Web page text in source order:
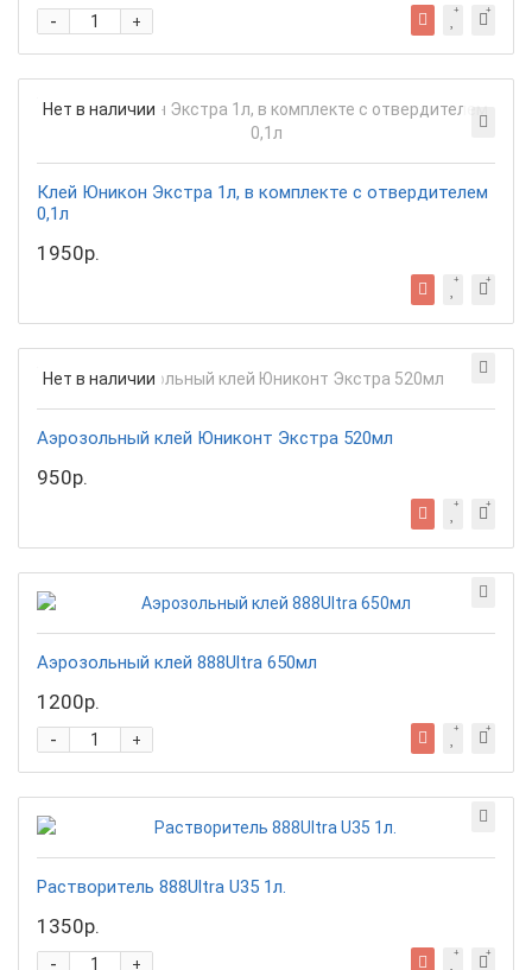
+
-
Нет в наличии
Клей Юникон Экстра 1л, в комплекте с отвердителем
0,1л
1950р.
Нет в наличии
Аэрозольный клей Юниконт Экстра 520мл
950р.
Аэрозольный клей 888Ultra 650мл
1200р.
+
-
Растворитель 888Ultra U35 1л.
1350р.
+
-